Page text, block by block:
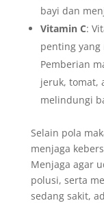
bayi dan
Vitamin C:
penting
Pemberian
jeruk, tomat,
melindungi
Selain pola
menjaga
Menjaga agar
polusi, serta
sedang sakit,